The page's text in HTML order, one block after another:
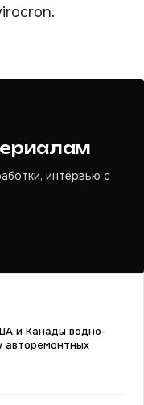
интервью с
и Канады водно-
авторемонтных